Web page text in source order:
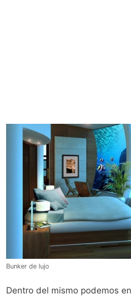
Bunker de lujo
Dentro del mismo podemos